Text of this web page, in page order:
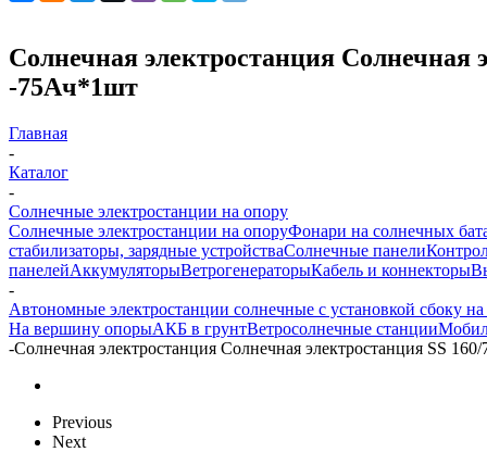
Солнечная электростанция Солнечная
-75Aч*1шт
Главная
-
Каталог
-
Солнечные электростанции на опору
Солнечные электростанции на опоруФонари на солнечных
стабилизаторы, зарядные устройстваСолнечные панели
панелейАккумуляторыВетрогенераторыКабель и коннекторы
-
Автономные электростанции солнечные с установкой сбоку
На вершину опорыАКБ в грунтВетросолнечные станции
-Солнечная электростанция Солнечная электростанция SS
Previous
Next